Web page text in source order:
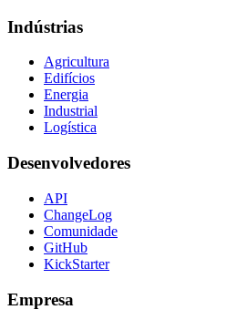
Indústrias
Agricultura
Edifícios
Energia
Industrial
Logística
Desenvolvedores
API
ChangeLog
Comunidade
GitHub
KickStarter
Empresa